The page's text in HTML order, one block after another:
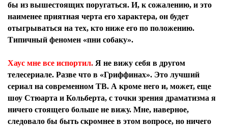
бы из вышестоящих поругаться. И, к сожалению, и это
наименее приятная черта его характера, он будет
отыгрываться на тех, кто ниже его по положению.
Типичный феномен «пни собаку».
Хаус мне все испортил. Я не вижу себя в другом
телесериале. Разве что в «Гриффинах». Это лучший
сериал на современном ТВ. А кроме него и, может, еще
шоу Стюарта и Кольберта, с точки зрения драматизма я
ничего стоящего больше не вижу. Мне, наверное,
следовало бы быть скромнее в этом вопросе, но ничего